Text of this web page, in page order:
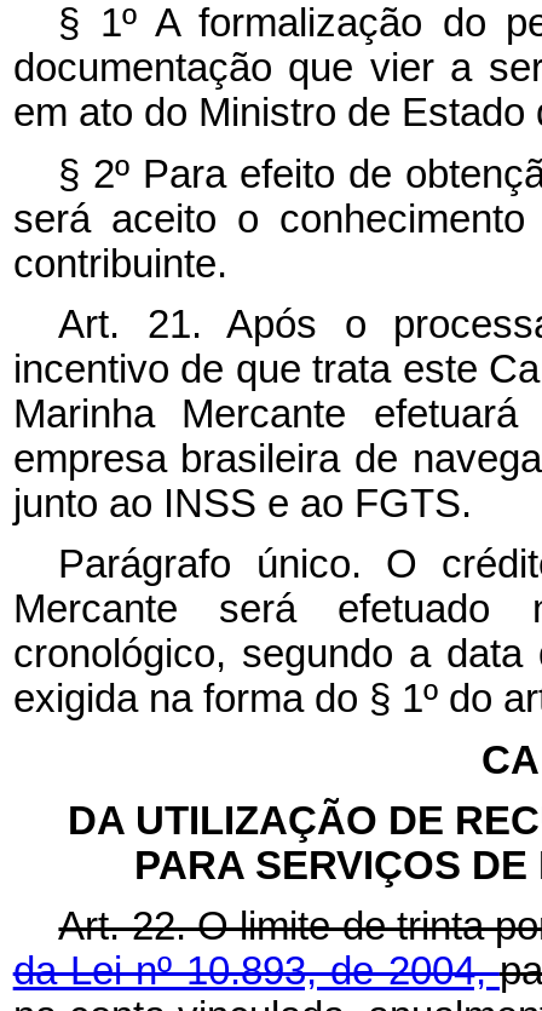
§ 1º A formalização do
documentação que vier a
em ato do Ministro de Estado
§ 2º Para efeito de
será aceito o
contribuinte.
Art. 21. Após o
incentivo de que trata este
Marinha Mercante
empresa brasileira de
junto ao INSS e ao FGTS.
Parágrafo único. O
Mercante será
cronológico, segundo a
exigida na forma do § 1º do
DA UTILIZAÇÃO DE
PARA SERVIÇOS
Art. 22. O limite de trinta
da Lei nº 10.893, de 2004,